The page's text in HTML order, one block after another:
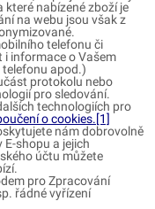
nabízené zboží je
na webu jsou však z
telefonu či
informace o Vašem
apod.)
protokolu nebo
pro sledování.
technologiích pro
o cookies.[1]
nám dobrovolně
shopu a jejich
účtu můžete
pro Zpracování
řádné vyřízení